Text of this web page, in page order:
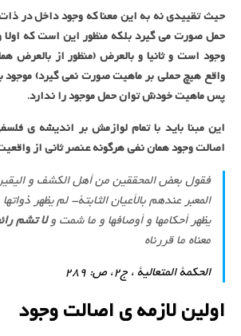
حیث تقییدی نه به این معنا که وجود داخل در
حمل صورت می گیرد بلکه منظور این است که اولا
وجود است و ثانیا و بالعرض (منظور از بالعرض
واقع هیچ حملی بر ماهیت صورت نمی گیرد)
پس ماهیت خودش توان حمل موجود را ندارد.
این مبنا باید با تمام لوازمش بر اندیشه ی
اصالت وجود همان نفی هرگونه عنصر ثانی از
فقول بعض‏ المحققين من أهل الكشف و
المعبر عندهم بالأعيان الثابتة- لم يظهر ذواتها
يظهر أحكامها و أوصافها و ما شمت ولا تشم
معناه ما قررناه‏
الحكمة المتعالية ، ج‏2، ص: 289
اولین لازمه ی اصالت وجود